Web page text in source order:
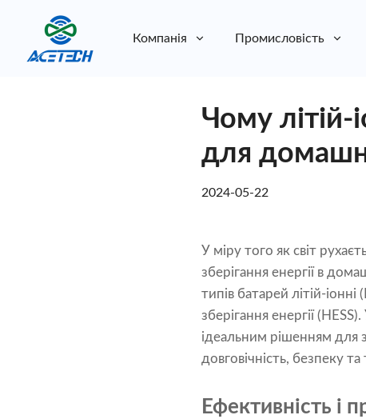
Компанія Промисловість
Чому літій-
для
2024-05-22
У міру того як світ
зберігання енергії в
типів батарей літій-
зберігання енергії
ідеальним рішенням для
довговічність, безпеку
Ефективність і